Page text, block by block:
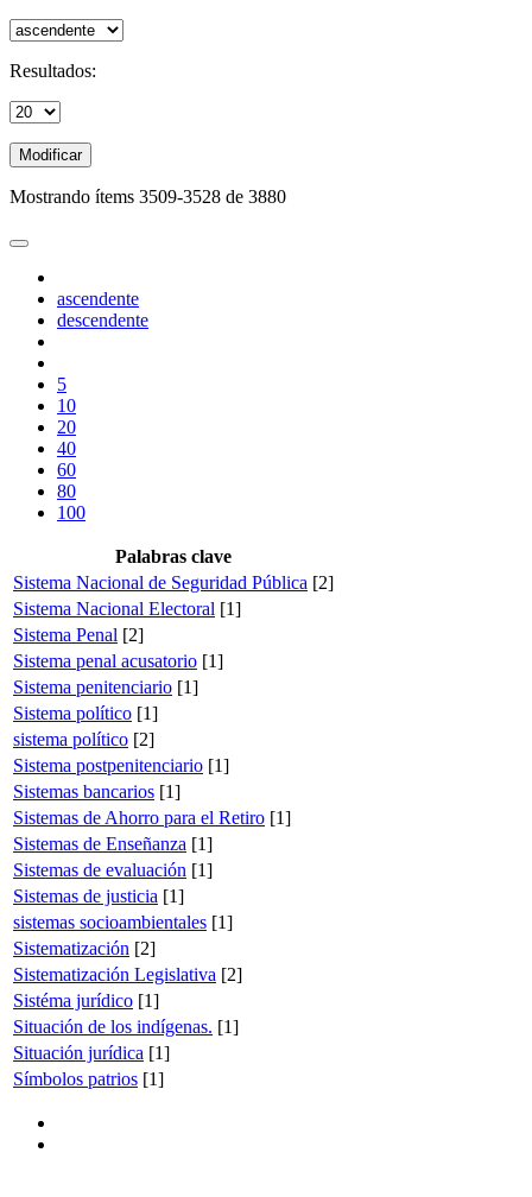
Resultados:
Modificar
Mostrando ítems 3509-3528 de 3880
ascendente
descendente
5
10
20
40
60
80
100
Palabras clave
Sistema Nacional de Seguridad Pública [2]
Sistema Nacional Electoral [1]
Sistema Penal [2]
Sistema penal acusatorio [1]
Sistema penitenciario [1]
Sistema político [1]
sistema político [2]
Sistema postpenitenciario [1]
Sistemas bancarios [1]
Sistemas de Ahorro para el Retiro [1]
Sistemas de Enseñanza [1]
Sistemas de evaluación [1]
Sistemas de justicia [1]
sistemas socioambientales [1]
Sistematización [2]
Sistematización Legislativa [2]
Sistéma jurídico [1]
Situación de los indígenas. [1]
Situación jurídica [1]
Símbolos patrios [1]